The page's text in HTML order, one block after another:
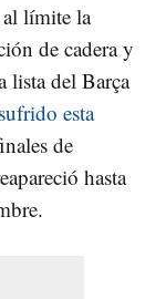
límite la
de cadera y
lista del Barça
esta
de
hasta